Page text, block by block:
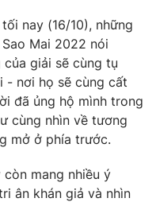
nay (16/10), những
Mai 2022 nói
giải sẽ cùng tụ
- nơi họ sẽ cùng cất
đã ủng hộ mình trong
cùng nhìn về tương
mở ở phía trước.
mang nhiều ý
ân khán giả và nhìn